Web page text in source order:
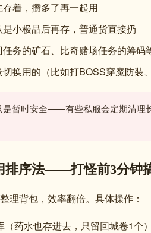
着，攒多了再一起用
小极品后再存，普通货直接扔
务的矿石、比奇赌场任务的筹码
换用的（比如打BOSS穿魔防装
是暂时安全——有些私服会定期清理
排序法——打怪前3分钟
理背包，效率翻倍。具体操作：
药水也存进去，只留回城卷1个）